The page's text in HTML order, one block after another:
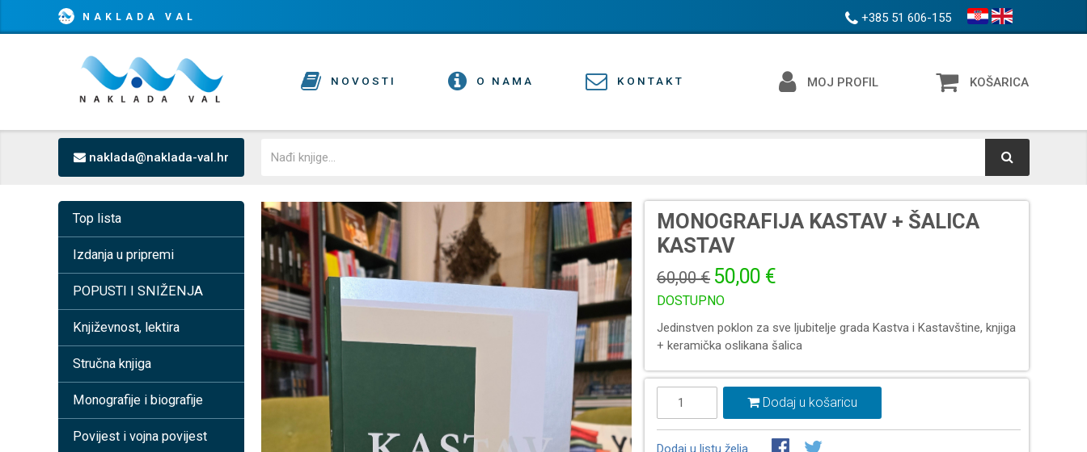
NAKLADA VAL +385 51 606-155
NOVOSTI O NAMA KONTAKT MOJ PROFIL KOŠARICA
naklada@naklada-val.hr
MONOGRAFIJA KASTAV + ŠALICA
KASTAV
60,00 € 50,00 €
DOSTUPNO
Jedinstven poklon za sve ljubitelje grada Kastva i Kastavštine, knjiga
+ keramička oslikana šalica
Dodaj u košaricu
Dodaj u listu želja
Top lista
Izdanja u pripremi
POPUSTI I SNIŽENJA
Književnost, lektira
Stručna knjiga
Monografije i biografije
Povijest i vojna povijest